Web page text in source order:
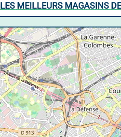
LES MEILLEURS MAGASINS